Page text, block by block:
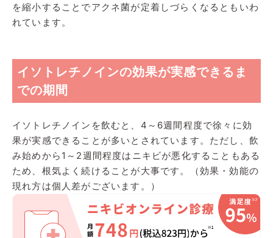
を縮小することでアクネ菌が定着しづらくなるともいわ
れています。
イソトレチノインの効果が実感できるま
での期間
イソトレチノインを飲むと、4～6週間程度で徐々に効
果が実感できることが多いとされています。ただし、飲
み始めから1～2週間程度はニキビが悪化することもある
ため、根気よく続けることが大事です。（効果・効能の
現れ方は個人差がございます。）